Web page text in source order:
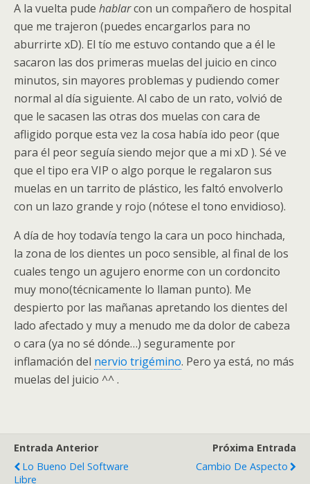
A la vuelta pude hablarcon un compañero de hospital
que me trajeron (puedes encargarlos para no
aburrirte xD). El tío me estuvo contando que a él le
sacaron las dos primeras muelas del juicio en cinco
minutos, sin mayores problemas y pudiendo comer
normal al día siguiente. Al cabo de un rato, volvió de
que le sacasen las otras dos muelas con cara de
afligido porque esta vez la cosa había ido peor (que
para él peor seguía siendo mejor que a mi xD ). Sé ve
que el tipo era VIP o algo porque le regalaron sus
muelas en un tarrito de plástico, les faltó envolverlo
con un lazo grande y rojo (nótese el tono envidioso).
A día de hoy todavía tengo la cara un poco hinchada,
la zona de los dientes un poco sensible, al final de los
cuales tengo un agujero enorme con un cordoncito
muy mono(técnicamente lo llaman punto). Me
despierto por las mañanas apretando los dientes del
lado afectado y muy a menudo me da dolor de cabeza
o cara (ya no sé dónde…) seguramente por
inflamación del nervio trigémino. Pero ya está, no más
muelas del juicio ^^ .
Entrada Anterior
Lo Bueno Del Software
Libre
Próxima Entrada
Cambio De Aspecto